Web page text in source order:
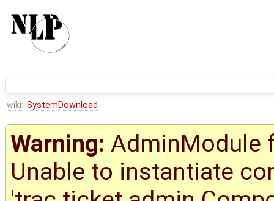
wiki: SystemDownload
Warning: AdminModule
Unable to instantiate